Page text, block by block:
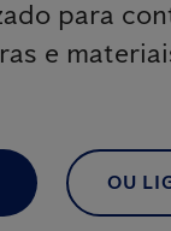
para
e
OU